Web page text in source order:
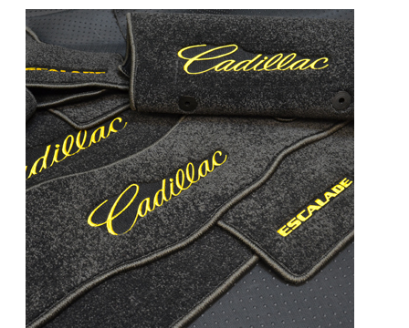
корпус 1.
На нашем сайте в целях
работоспособности
персональных данных,
браузером. Это,
и т.д. Если Вы
согласие на обработку
Положении по
+7 (351) 277 91 67